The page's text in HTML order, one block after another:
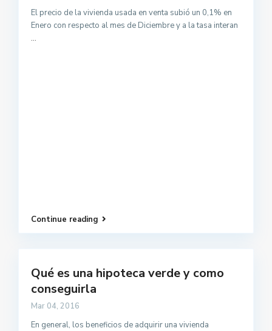
El precio de la vivienda usada en venta subió un 0,1% en
Enero con respecto al mes de Diciembre y a la tasa interan
...
Continue reading
Qué es una hipoteca verde y como
conseguirla
Mar 04, 2016
En general, los beneficios de adquirir una vivienda